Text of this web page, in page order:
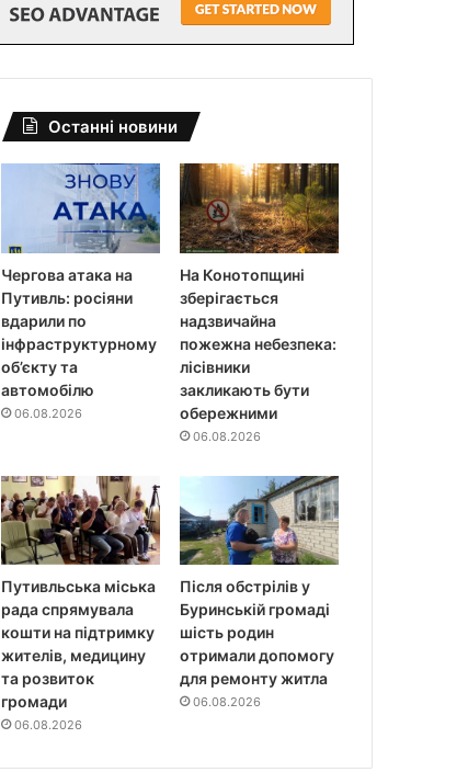
Останні новини
Чергова атака на
Путивль: росіяни
вдарили по
інфраструктурному
об’єкту та
автомобілю
06.08.2026
На Конотопщині
зберігається
надзвичайна
пожежна небезпека:
лісівники
закликають бути
обережними
06.08.2026
Путивльська міська
рада спрямувала
кошти на підтримку
жителів, медицину
та розвиток
громади
06.08.2026
Після обстрілів у
Буринській громаді
шість родин
отримали допомогу
для ремонту житла
06.08.2026